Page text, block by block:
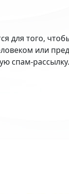
для того,
или
спам-рассылку.